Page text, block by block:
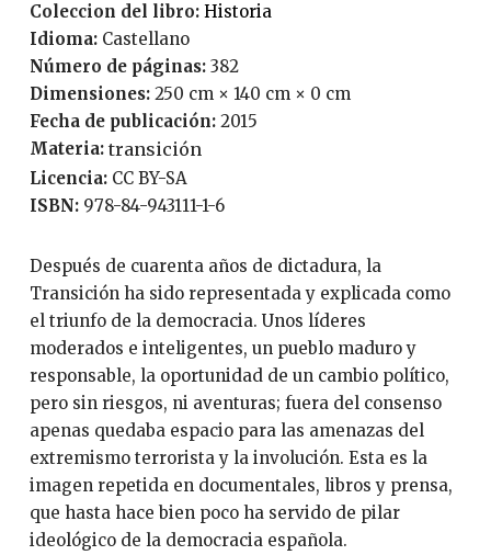
Coleccion del libro:
Historia
Idioma:
Castellano
Número de páginas:
382
Dimensiones: 250 cm × 140 cm × 0 cm
Fecha de publicación:
2015
Materia: transición
Licencia:
CC BY-SA
ISBN:
978-84-943111-1-6
Después de cuarenta años de dictadura, la
Transición ha sido representada y explicada como
el triunfo de la democracia. Unos líderes
moderados e inteligentes, un pueblo maduro y
responsable, la oportunidad de un cambio político,
pero sin riesgos, ni aventuras; fuera del consenso
apenas quedaba espacio para las amenazas del
extremismo terrorista y la involución. Esta es la
imagen repetida en documentales, libros y prensa,
que hasta hace bien poco ha servido de pilar
ideológico de la democracia española.